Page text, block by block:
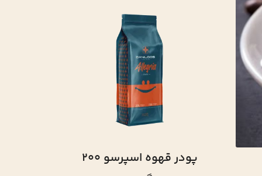
پودر قهوه اسپرسو 800